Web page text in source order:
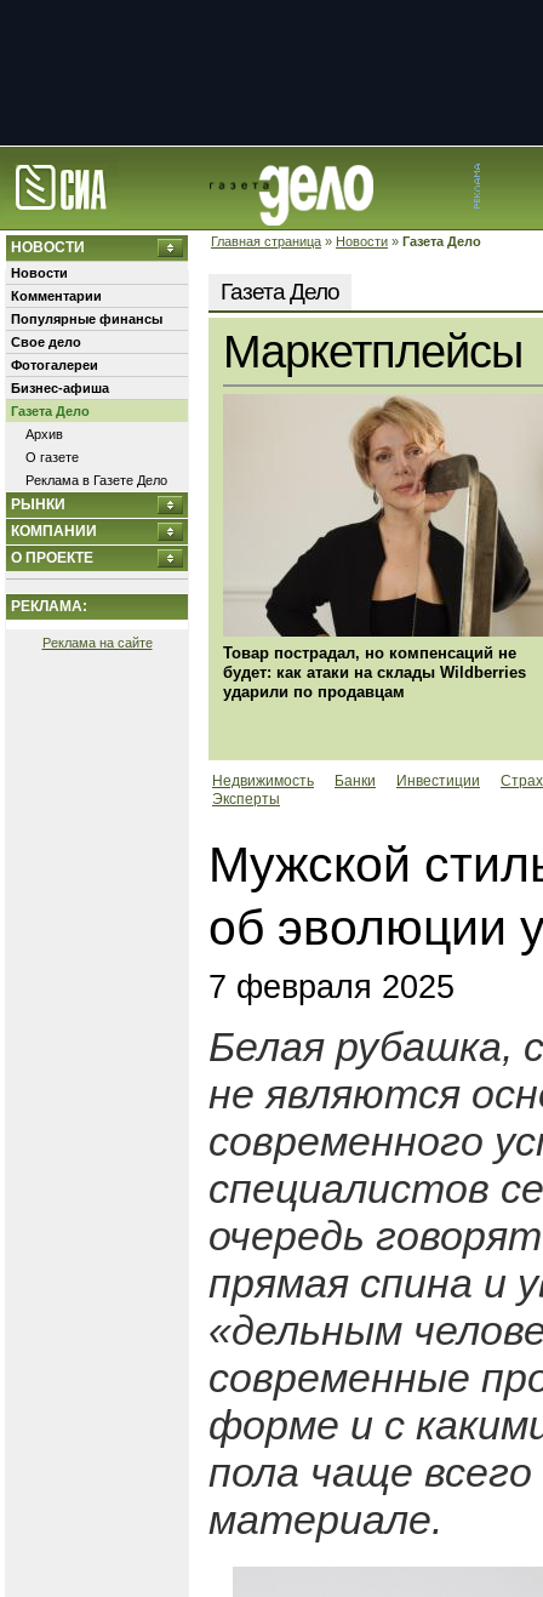
Главная страница » Новости » Газета Дело
НОВОСТИ
Новости
Комментарии
Популярные финансы
Свое дело
Фотогалереи
Бизнес-афиша
Газета Дело
Архив
О газете
Реклама в Газете Дело
РЫНКИ
КОМПАНИИ
О ПРОЕКТЕ
РЕКЛАМА:
Реклама на сайте
Газета Дело
Маркетплейсы
Товар пострадал, но компенсаций не
будет: как атаки на склады Wildberries
ударили по продавцам
Недвижимость Банки Инвестиции
Эксперты
Мужской
об эволюции
7 февраля 2025
Белая рубашка,
не являются
современного
специалистов
очередь
прямая спина и
«дельным
современные
форме и с
пола чаще
материале.